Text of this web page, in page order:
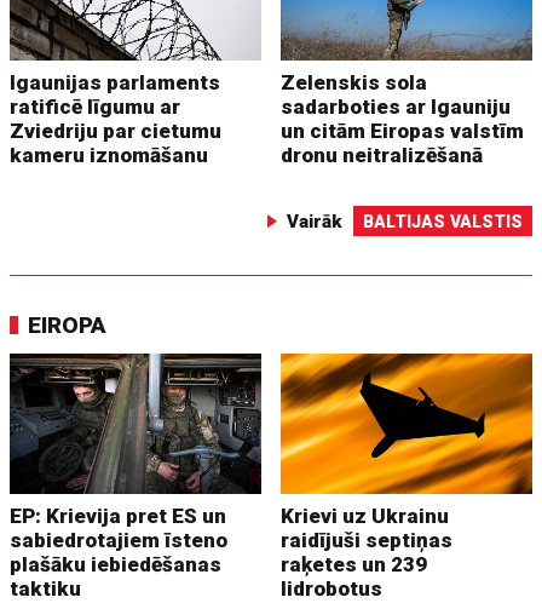
Igaunijas parlaments
ratificē līgumu ar
Zviedriju par cietumu
kameru iznomāšanu
Zelenskis sola
sadarboties ar Igauniju
un citām Eiropas valstīm
dronu neitralizēšanā
Vairāk BALTIJAS VALSTIS
EIROPA
EP: Krievija pret ES un
sabiedrotajiem īsteno
plašāku iebiedēšanas
taktiku
Krievi uz Ukrainu
raidījuši septiņas
raķetes un 239
lidrobotus